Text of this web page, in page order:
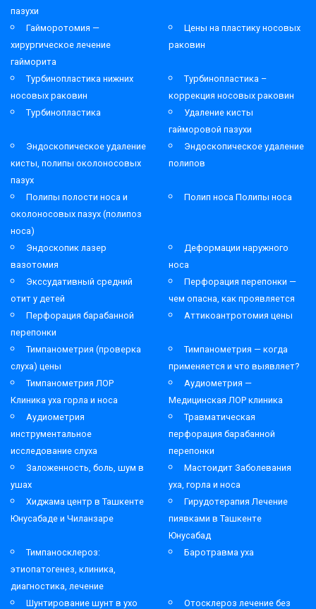
пазухи
Гайморотомия —
хирургическое лечение
гайморита
Цены на пластику носовых
раковин
Турбинопластика нижних
носовых раковин
Турбинопластика –
коррекция носовых раковин
Турбинопластика
Удаление кисты
гайморовой пазухи
Эндоскопическое удаление
кисты, полипы околоносовых
пазух
Эндоскопическое удаление
полипов
Полипы полости носа и
околоносовых пазух (полипоз
носа)
Полип носа Полипы носа
Эндоскопик лазер
вазотомия
Деформации наружного
носа
Экссудативный средний
отит у детей
Перфорация перепонки —
чем опасна, как проявляется
Перфорация барабанной
перепонки
Аттикоантротомия цены
Тимпанометрия (проверка
слуха) цены
Тимпанометрия — когда
применяется и что выявляет?
Тимпанометрия ЛОР
Клиника уха горла и носа
Аудиометрия —
Медицинская ЛОР клиника
Аудиометрия
инструментальное
исследование слуха
Травматическая
перфорация барабанной
перепонки
Заложенность, боль, шум в
ушах
Мастоидит Заболевания
уха, горла и носа
Хиджама центр в Ташкенте
Юнусабаде и Чиланзаре
Гирудотерапия Лечение
пиявками в Ташкенте
Юнусабад
Тимпаносклероз:
этиопатогенез, клиника,
диагностика, лечение
Баротравма уха
Шунтирование шунт в ухо
Отосклероз лечение без